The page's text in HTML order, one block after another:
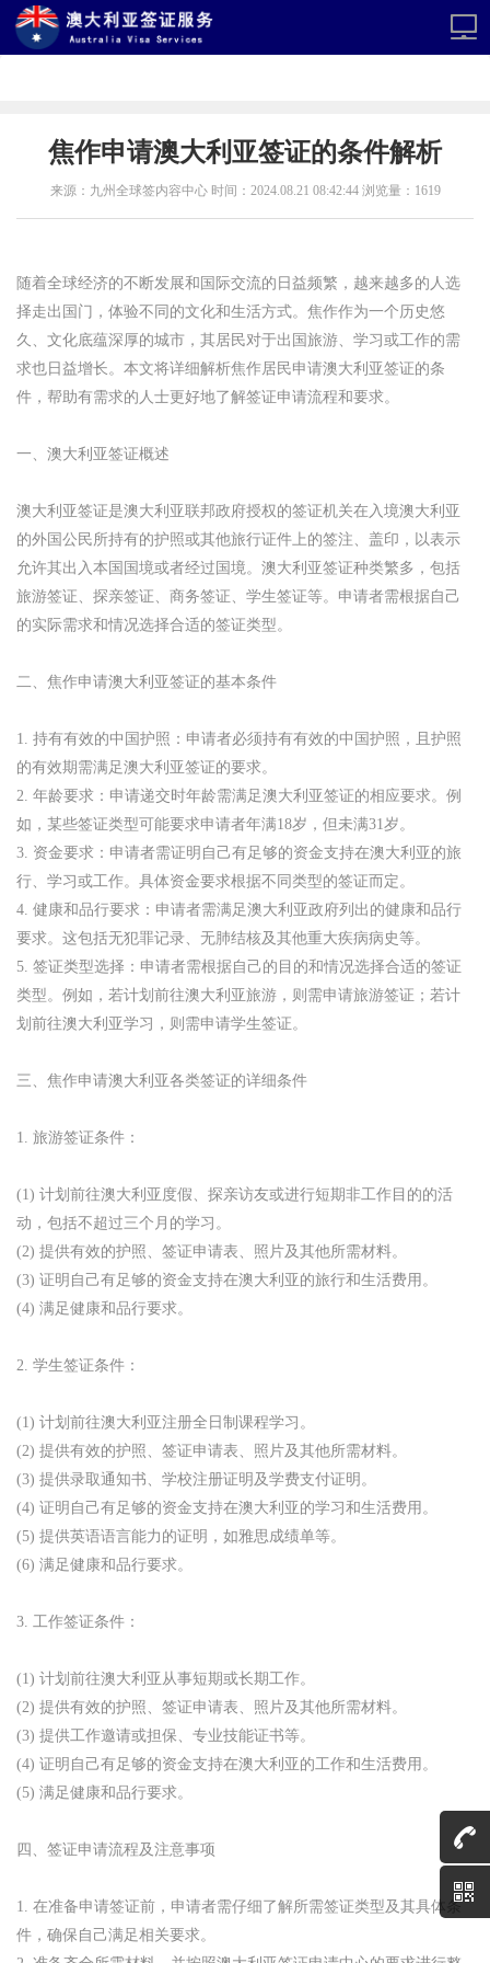
焦作申请澳大利亚签证的条件解析
来源：九州全球签内容中心 时间：2024.08.21 08:42:44 浏览量：1619
随着全球经济的不断发展和国际交流的日益频繁，越来越多的人选
择走出国门，体验不同的文化和生活方式。焦作作为一个历史悠
久、文化底蕴深厚的城市，其居民对于出国旅游、学习或工作的需
求也日益增长。本文将详细解析焦作居民申请澳大利亚签证的条
件，帮助有需求的人士更好地了解签证申请流程和要求。
一、澳大利亚签证概述
澳大利亚签证是澳大利亚联邦政府授权的签证机关在入境澳大利亚
的外国公民所持有的护照或其他旅行证件上的签注、盖印，以表示
允许其出入本国国境或者经过国境。澳大利亚签证种类繁多，包括
旅游签证、探亲签证、商务签证、学生签证等。申请者需根据自己
的实际需求和情况选择合适的签证类型。
二、焦作申请澳大利亚签证的基本条件
1. 持有有效的中国护照：申请者必须持有有效的中国护照，且护照
的有效期需满足澳大利亚签证的要求。
2. 年龄要求：申请递交时年龄需满足澳大利亚签证的相应要求。例
如，某些签证类型可能要求申请者年满18岁，但未满31岁。
3. 资金要求：申请者需证明自己有足够的资金支持在澳大利亚的旅
行、学习或工作。具体资金要求根据不同类型的签证而定。
4. 健康和品行要求：申请者需满足澳大利亚政府列出的健康和品行
要求。这包括无犯罪记录、无肺结核及其他重大疾病病史等。
5. 签证类型选择：申请者需根据自己的目的和情况选择合适的签证
类型。例如，若计划前往澳大利亚旅游，则需申请旅游签证；若计
划前往澳大利亚学习，则需申请学生签证。
三、焦作申请澳大利亚各类签证的详细条件
1. 旅游签证条件：
(1) 计划前往澳大利亚度假、探亲访友或进行短期非工作目的的活
动，包括不超过三个月的学习。
(2) 提供有效的护照、签证申请表、照片及其他所需材料。
(3) 证明自己有足够的资金支持在澳大利亚的旅行和生活费用。
(4) 满足健康和品行要求。
2. 学生签证条件：
(1) 计划前往澳大利亚注册全日制课程学习。
(2) 提供有效的护照、签证申请表、照片及其他所需材料。
(3) 提供录取通知书、学校注册证明及学费支付证明。
(4) 证明自己有足够的资金支持在澳大利亚的学习和生活费用。
(5) 提供英语语言能力的证明，如雅思成绩单等。
(6) 满足健康和品行要求。
3. 工作签证条件：
(1) 计划前往澳大利亚从事短期或长期工作。
(2) 提供有效的护照、签证申请表、照片及其他所需材料。
(3) 提供工作邀请或担保、专业技能证书等。
(4) 证明自己有足够的资金支持在澳大利亚的工作和生活费用。
(5) 满足健康和品行要求。
四、签证申请流程及注意事项
1. 在准备申请签证前，申请者需仔细了解所需签证类型及其具体条
件，确保自己满足相关要求。